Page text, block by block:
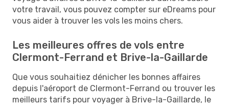
votre travail, vous pouvez compter sur eDreams pour
vous aider à trouver les vols les moins chers.
Les meilleures offres de vols entre
Clermont-Ferrand et Brive-la-Gaillarde
Que vous souhaitiez dénicher les bonnes affaires
depuis l'aéroport de Clermont-Ferrand ou trouver les
meilleurs tarifs pour voyager à Brive-la-Gaillarde, le